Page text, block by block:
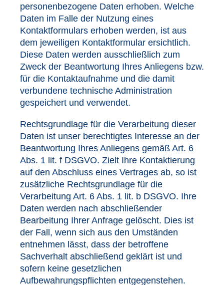
personenbezogene Daten erhoben. Welche
Daten im Falle der Nutzung eines
Kontaktformulars erhoben werden, ist aus
dem jeweiligen Kontaktformular ersichtlich.
Diese Daten werden ausschließlich zum
Zweck der Beantwortung Ihres Anliegens bzw.
für die Kontaktaufnahme und die damit
verbundene technische Administration
gespeichert und verwendet.
Rechtsgrundlage für die Verarbeitung dieser
Daten ist unser berechtigtes Interesse an der
Beantwortung Ihres Anliegens gemäß Art. 6
Abs. 1 lit. f DSGVO. Zielt Ihre Kontaktierung
auf den Abschluss eines Vertrages ab, so ist
zusätzliche Rechtsgrundlage für die
Verarbeitung Art. 6 Abs. 1 lit. b DSGVO. Ihre
Daten werden nach abschließender
Bearbeitung Ihrer Anfrage gelöscht. Dies ist
der Fall, wenn sich aus den Umständen
entnehmen lässt, dass der betroffene
Sachverhalt abschließend geklärt ist und
sofern keine gesetzlichen
Aufbewahrungspflichten entgegenstehen.